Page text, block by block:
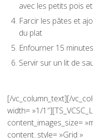
avec les petits pois
Farcir les pâtes et
du plat
Enfourner 15
Servir sur un lit de
[/vc_column_text][/
width= »1/
content_images_size=
content_style= »Grid »